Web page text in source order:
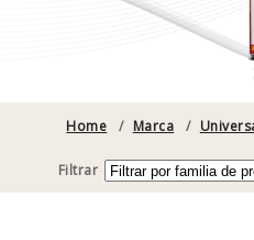
Home / Marca /
Filtrar